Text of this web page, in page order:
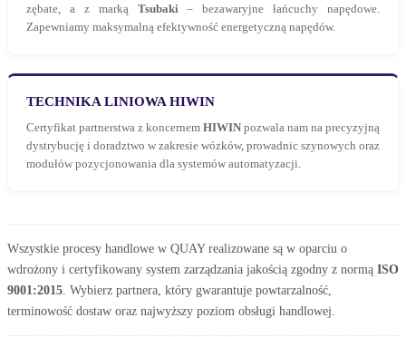
zębate, a z marką Tsubaki – bezawaryjne łańcuchy napędowe.
Zapewniamy maksymalną efektywność energetyczną napędów.
TECHNIKA LINIOWA HIWIN
Certyfikat partnerstwa z koncernem HIWIN pozwala nam na precyzyjną
dystrybucję i doradztwo w zakresie wózków, prowadnic szynowych oraz
modułów pozycjonowania dla systemów automatyzacji.
Wszystkie procesy handlowe w QUAY realizowane są w oparciu o
wdrożony i certyfikowany system zarządzania jakością zgodny z normą ISO
9001:2015 . Wybierz partnera, który gwarantuje powtarzalność,
terminowość dostaw oraz najwyższy poziom obsługi handlowej.